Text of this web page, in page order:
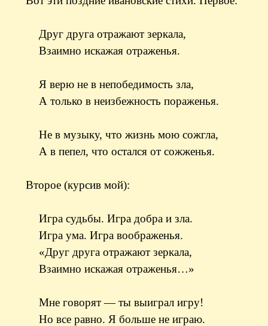
Друг друга отражают зеркала,
Взаимно искажая отраженья.
Я верю не в непобедимость зла,
А только в неизбежность пораженья.
Не в музыку, что жизнь мою сожгла,
А в пепел, что остался от сожженья.
Второе (курсив мой):
Игра судьбы. Игра добра и зла.
Игра ума. Игра воображенья.
«Друг друга отражают зеркала,
Взаимно искажая отраженья…»
Мне говорят — ты выиграл игру!
Но все равно. Я больше не играю.